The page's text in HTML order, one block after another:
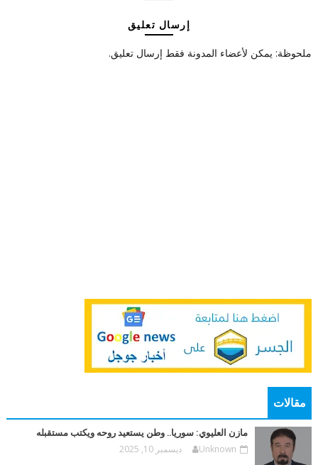
إرسال تعليق
ملحوظة: يمكن لأعضاء المدونة فقط إرسال تعليق.
مقالات
مازن العليوي: سوريا.. وطن يستعيد روحه ويكتب مستقبله
Unknown ديسمبر 10, 2025